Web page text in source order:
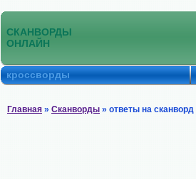
СКАНВОРДЫ
ОНЛАЙН
кроссворды
Главная » Сканворды » ответы на сканворд